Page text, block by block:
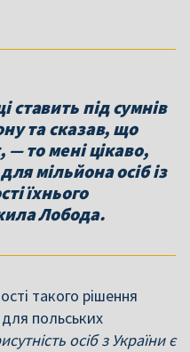
під сумнів
та сказав, що
— то мені цікаво,
мільйона осіб із
їхнього
Лобода.
такого рішення
польських
осіб з України є